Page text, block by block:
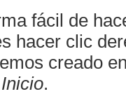
fácil de
hacer clic
creado
.